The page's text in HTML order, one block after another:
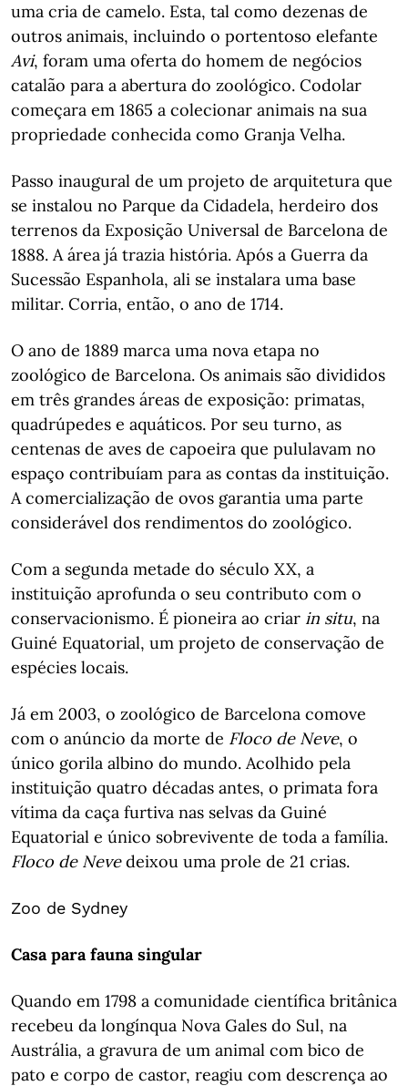
uma cria de camelo. Esta, tal como dezenas de
outros animais, incluindo o portentoso elefante
Avi, foram uma oferta do homem de negócios
catalão para a abertura do zoológico. Codolar
começara em 1865 a colecionar animais na sua
propriedade conhecida como Granja Velha.
Passo inaugural de um projeto de arquitetura que
se instalou no Parque da Cidadela, herdeiro dos
terrenos da Exposição Universal de Barcelona de
1888. A área já trazia história. Após a Guerra da
Sucessão Espanhola, ali se instalara uma base
militar. Corria, então, o ano de 1714.
O ano de 1889 marca uma nova etapa no
zoológico de Barcelona. Os animais são divididos
em três grandes áreas de exposição: primatas,
quadrúpedes e aquáticos. Por seu turno, as
centenas de aves de capoeira que pululavam no
espaço contribuíam para as contas da instituição.
A comercialização de ovos garantia uma parte
considerável dos rendimentos do zoológico.
Com a segunda metade do século XX, a
instituição aprofunda o seu contributo com o
conservacionismo. É pioneira ao criar in situ, na
Guiné Equatorial, um projeto de conservação de
espécies locais.
Já em 2003, o zoológico de Barcelona comove
com o anúncio da morte de Floco de Neve, o
único gorila albino do mundo. Acolhido pela
instituição quatro décadas antes, o primata fora
vítima da caça furtiva nas selvas da Guiné
Equatorial e único sobrevivente de toda a família.
Floco de Nevedeixou uma prole de 21 crias.
Zoo de Sydney
Casa para fauna singular
Quando em 1798 a comunidade científica britânica
recebeu da longínqua Nova Gales do Sul, na
Austrália, a gravura de um animal com bico de
pato e corpo de castor, reagiu com descrença ao